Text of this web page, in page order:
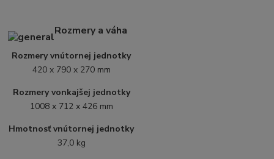
Rozmery a váha
Rozmery vnútornej jednotky
420 x 790 x 270 mm
Rozmery vonkajšej jednotky
1008 x 712 x 426 mm
Hmotnosť vnútornej jednotky
37,0 kg